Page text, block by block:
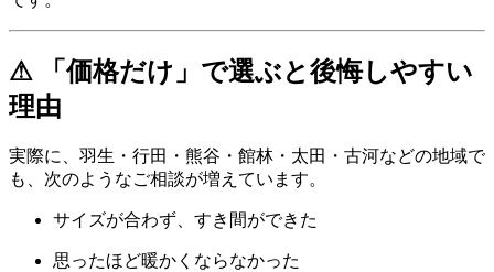
⚠ 「価格だけ」で選ぶと後悔しやすい
理由
実際に、羽生・行田・熊谷・館林・太田・古河などの地域で
も、次のようなご相談が増えています。
サイズが合わず、すき間ができた
思ったほど暖かくならなかった